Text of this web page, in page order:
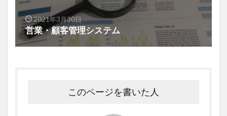
2021年3月30日
営業・顧客管理システム
このページを書いた人